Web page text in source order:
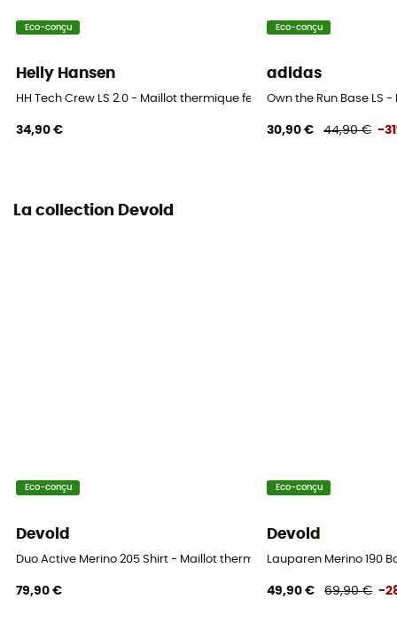
Eco-conçu
Helly Hansen
HH Tech Crew LS 2.0 - Maillot thermique femme
34,90 €
Eco-conçu
adidas
Own the Run Base LS
30,90 € 44,90 € -
La collection Devold
Eco-conçu
Devold
Duo Active Merino 205 Shirt - Maillot thermique laine mérinos
79,90 €
Eco-conçu
Devold
Lauparen Merino 190
49,90 € 69,90 € -